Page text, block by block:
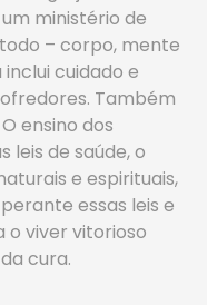
ministério de
– corpo, mente
cuidado e
Também
ensino dos
leis de saúde, o
e espirituais,
essas leis e
o viver vitorioso
cura.